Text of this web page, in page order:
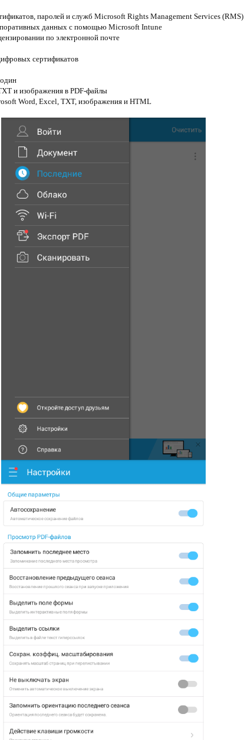
паролей и служб Microsoft Rights Management Services (RMS)
данных с помощью Microsoft Intune
по электронной почте
сертификатов
и изображения в PDF-файлы
Word, Excel, TXT, изображения и HTML